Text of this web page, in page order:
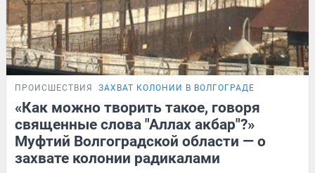
ПРОИСШЕСТВИЯ ЗАХВАТ КОЛОНИИ В ВОЛГОГРАДЕ
«Как можно творить такое, говоря
священные слова "Аллах акбар"?»
Муфтий Волгоградской области — о
захвате колонии радикалами